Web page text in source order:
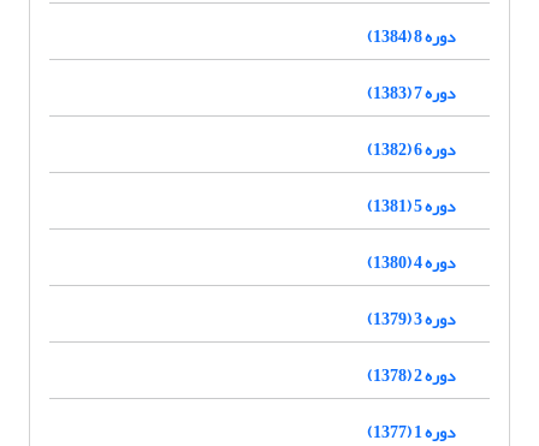
دوره 8 (1384)
دوره 7 (1383)
دوره 6 (1382)
دوره 5 (1381)
دوره 4 (1380)
دوره 3 (1379)
دوره 2 (1378)
دوره 1 (1377)